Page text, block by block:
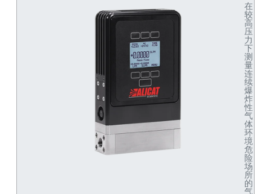
在
较
高
压
力
下
测
量
连
续
爆
炸
性
气
体
环
境
危
险
场
所
的
气